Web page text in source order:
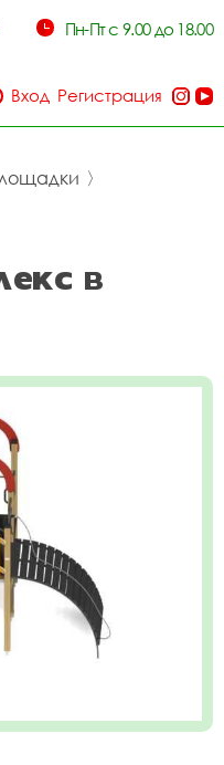
Пн-Пт с 9.00 до 18.00
Вход Регистрация
〉
в